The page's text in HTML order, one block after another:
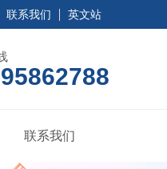
联系我们 英文站
联系我们